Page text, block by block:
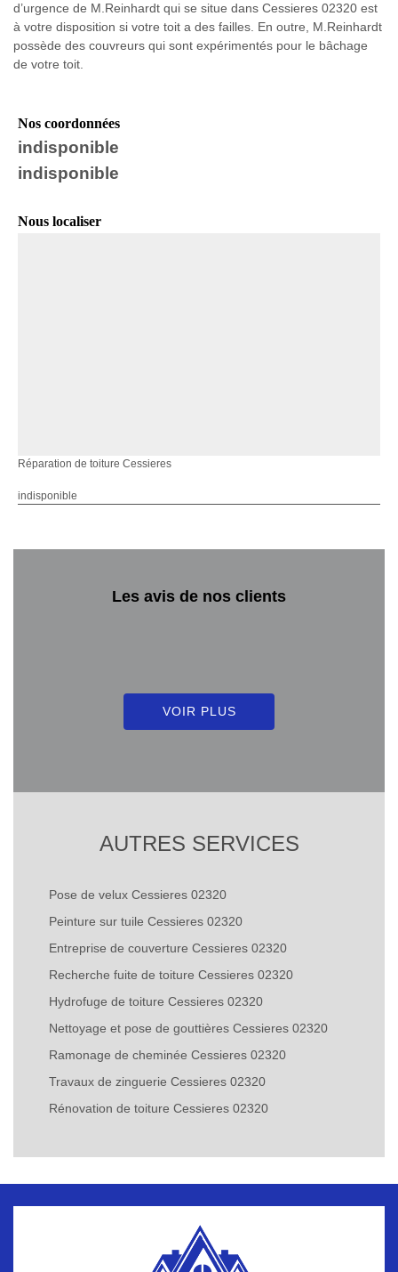
d’urgence de M.Reinhardt qui se situe dans Cessieres 02320 est
à votre disposition si votre toit a des failles. En outre, M.Reinhardt
possède des couvreurs qui sont expérimentés pour le bâchage
de votre toit.
Nos coordonnées
indisponible
indisponible
Nous localiser
Réparation de toiture Cessieres
indisponible
Les avis de nos clients
VOIR PLUS
AUTRES SERVICES
Pose de velux Cessieres 02320
Peinture sur tuile Cessieres 02320
Entreprise de couverture Cessieres 02320
Recherche fuite de toiture Cessieres 02320
Hydrofuge de toiture Cessieres 02320
Nettoyage et pose de gouttières Cessieres 02320
Ramonage de cheminée Cessieres 02320
Travaux de zinguerie Cessieres 02320
Rénovation de toiture Cessieres 02320